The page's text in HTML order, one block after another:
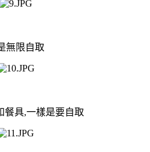
無限自取
餐具,一樣是要自取